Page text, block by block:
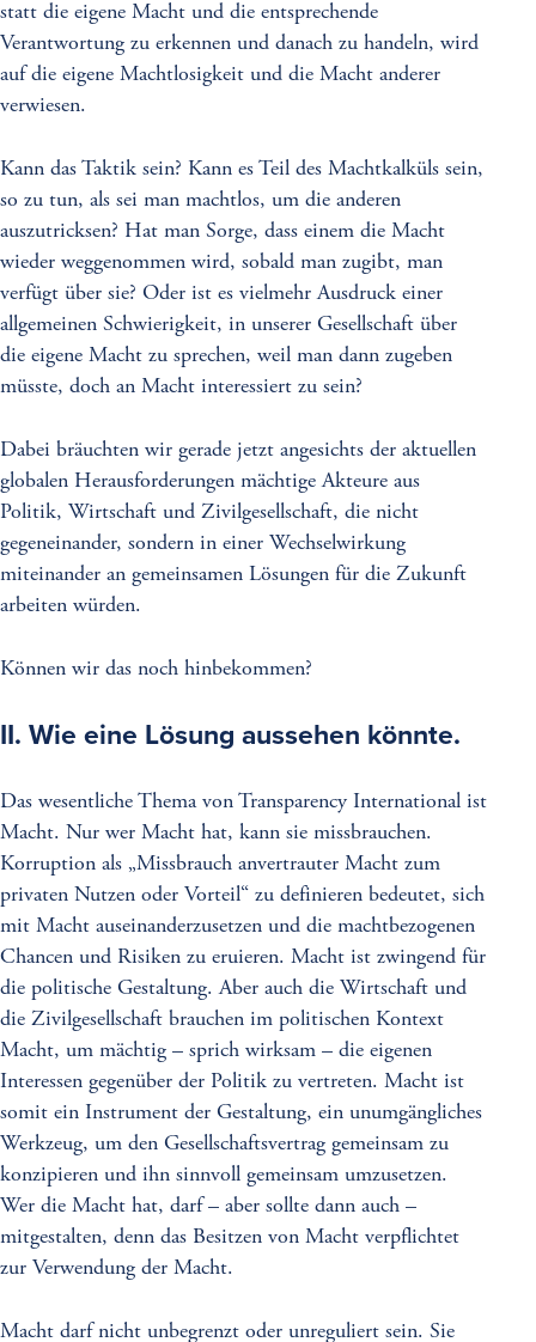
statt die eigene Macht und die entsprechende
Verantwortung zu erkennen und danach zu handeln, wird
auf die eigene Machtlosigkeit und die Macht anderer
verwiesen.
Kann das Taktik sein? Kann es Teil des Machtkalküls sein,
so zu tun, als sei man machtlos, um die anderen
auszutricksen? Hat man Sorge, dass einem die Macht
wieder weggenommen wird, sobald man zugibt, man
verfügt über sie? Oder ist es vielmehr Ausdruck einer
allgemeinen Schwierigkeit, in unserer Gesellschaft über
die eigene Macht zu sprechen, weil man dann zugeben
müsste, doch an Macht interessiert zu sein?
Dabei bräuchten wir gerade jetzt angesichts der aktuellen
globalen Herausforderungen mächtige Akteure aus
Politik, Wirtschaft und Zivilgesellschaft, die nicht
gegeneinander, sondern in einer Wechselwirkung
miteinander an gemeinsamen Lösungen für die Zukunft
arbeiten würden.
Können wir das noch hinbekommen?
II. Wie eine Lösung aussehen könnte.
Das wesentliche Thema von Transparency International ist
Macht. Nur wer Macht hat, kann sie missbrauchen.
Korruption als „Missbrauch anvertrauter Macht zum
privaten Nutzen oder Vorteil“ zu definieren bedeutet, sich
mit Macht auseinanderzusetzen und die machtbezogenen
Chancen und Risiken zu eruieren. Macht ist zwingend für
die politische Gestaltung. Aber auch die Wirtschaft und
die Zivilgesellschaft brauchen im politischen Kontext
Macht, um mächtig – sprich wirksam – die eigenen
Interessen gegenüber der Politik zu vertreten. Macht ist
somit ein Instrument der Gestaltung, ein unumgängliches
Werkzeug, um den Gesellschaftsvertrag gemeinsam zu
konzipieren und ihn sinnvoll gemeinsam umzusetzen.
Wer die Macht hat, darf – aber sollte dann auch –
mitgestalten, denn das Besitzen von Macht verpflichtet
zur Verwendung der Macht.
Macht darf nicht unbegrenzt oder unreguliert sein. Sie